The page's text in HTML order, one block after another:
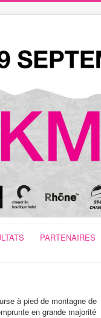
PARTENAIRES
à pied de montagne de
en grande majorité